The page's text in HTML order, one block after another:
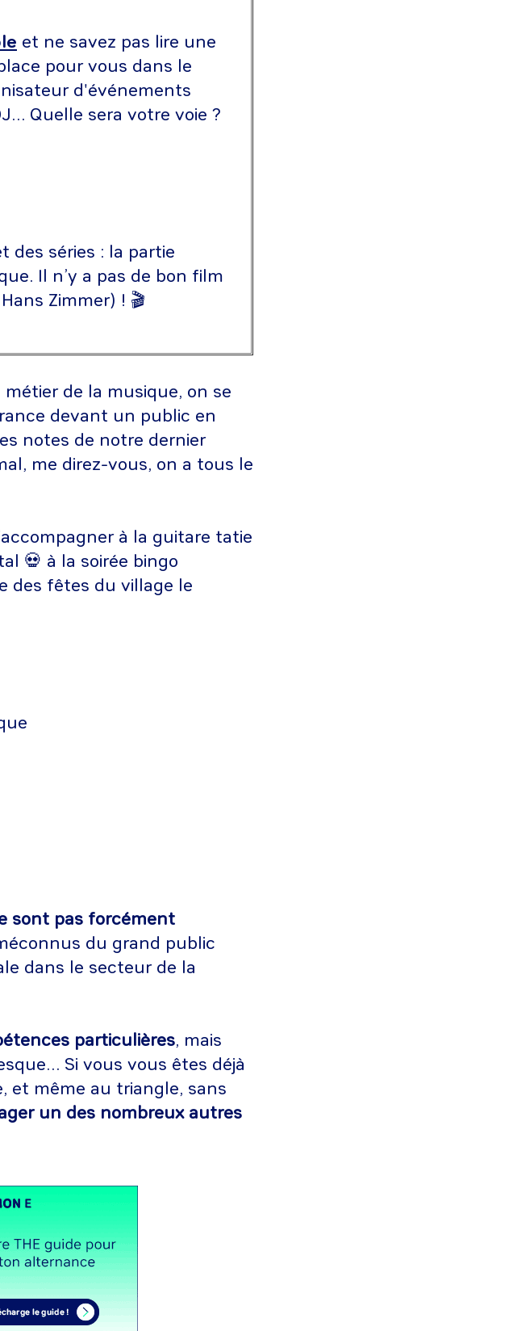
et ne savez pas lire une
pour vous dans le
d'événements
Quelle sera votre voie ?
des séries : la partie
Il n’y a pas de bon film
Zimmer) ! 🎬
métier de la musique, on se
devant un public en
notes de notre dernier
me direz-vous, on a tous le
à la guitare tatie
💀 à la soirée bingo
des fêtes du village le
sont pas forcément
du grand public
dans le secteur de la
particulières, mais
Si vous vous êtes déjà
et même au triangle, sans
un des nombreux autres